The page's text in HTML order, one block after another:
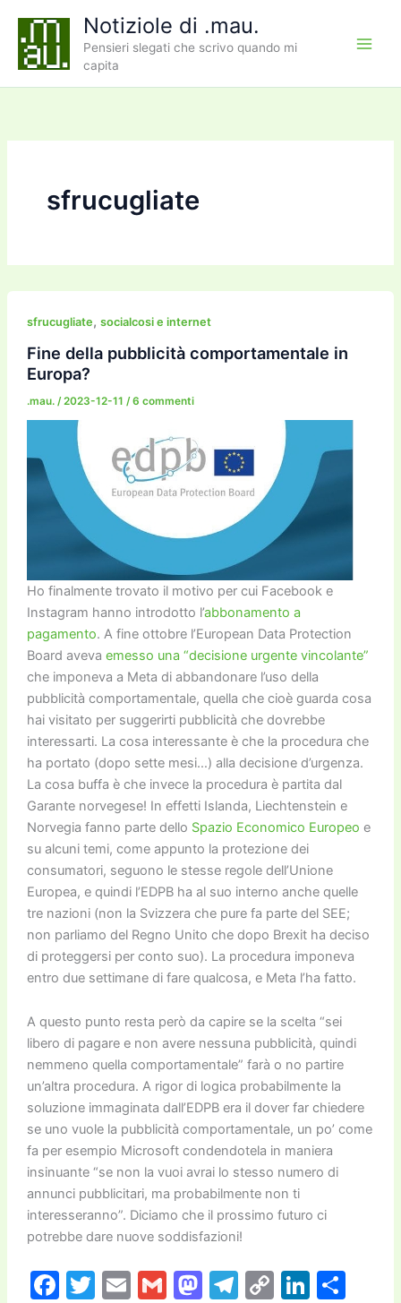
contenuto
Notiziole di .mau.
Pensieri slegati che scrivo quando mi
capita
sfrucugliate
sfrucugliate, socialcosi e internet
Fine della pubblicità comportamentale in
Europa?
.mau. /2023-12-11 /6 commenti
Ho finalmente trovato il motivo per cui Facebook e
Instagram hanno introdotto l’abbonamento a
pagamento. A fine ottobre l’European Data Protection
Board aveva emesso una “decisione urgente vincolante”
che imponeva a Meta di abbandonare l’uso della
pubblicità comportamentale, quella che cioè guarda cosa
hai visitato per suggerirti pubblicità che dovrebbe
interessarti. La cosa interessante è che la procedura che
ha portato (dopo sette mesi…) alla decisione d’urgenza.
La cosa buffa è che invece la procedura è partita dal
Garante norvegese! In effetti Islanda, Liechtenstein e
Norvegia fanno parte dello Spazio Economico Europeo e
su alcuni temi, come appunto la protezione dei
consumatori, seguono le stesse regole dell’Unione
Europea, e quindi l’EDPB ha al suo interno anche quelle
tre nazioni (non la Svizzera che pure fa parte del SEE;
non parliamo del Regno Unito che dopo Brexit ha deciso
di proteggersi per conto suo). La procedura imponeva
entro due settimane di fare qualcosa, e Meta l’ha fatto.
A questo punto resta però da capire se la scelta “sei
libero di pagare e non avere nessuna pubblicità, quindi
nemmeno quella comportamentale” farà o no partire
un’altra procedura. A rigor di logica probabilmente la
soluzione immaginata dall’EDPB era il dover far chiedere
se uno vuole la pubblicità comportamentale, un po’ come
fa per esempio Microsoft condendotela in maniera
insinuante “se non la vuoi avrai lo stesso numero di
annunci pubblicitari, ma probabilmente non ti
interesseranno”. Diciamo che il prossimo futuro ci
potrebbe dare nuove soddisfazioni!
F T E G M T C Li C